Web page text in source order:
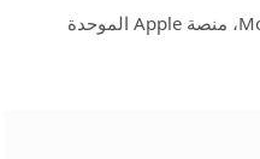
يتم تقديم 9to5Mac Security Bite لك حصريًا من خلال Mosyle، منصة Apple الموحدة